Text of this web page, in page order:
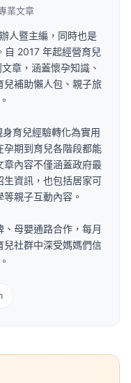
業文章
人暨主編，同時也是
自 2017 年起經營育兒
章，涵蓋懷孕知識、
兒補助懶人包、親子旅
育兒經驗轉化為實用
孕期到育兒各階段都能
章內容不僅涵蓋政府最
生資訊，也包括居家可
親子互動內容。
、母嬰通路合作，每月
兒社群中深受媽媽們信